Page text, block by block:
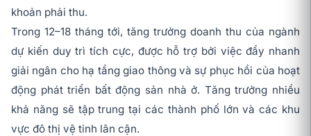
khoản phải thu.
Trong 12–18 tháng tới, tăng trưởng doanh thu của ngành
dự kiến duy trì tích cực, được hỗ trợ bởi việc đẩy nhanh
giải ngân cho hạ tầng giao thông và sự phục hồi của hoạt
động phát triển bất động sản nhà ở. Tăng trưởng nhiều
khả năng sẽ tập trung tại các thành phố lớn và các khu
vực đô thị vệ tinh lân cận.